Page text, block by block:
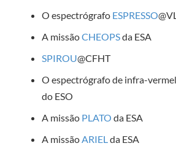
O espectrógrafo ESPRESSO
A missãoCHEOPSda ESA
SPIROU@CFHT
O espectrógrafo de infra-
do ESO
A missão PLATO da ESA
A missãoARIELda ESA